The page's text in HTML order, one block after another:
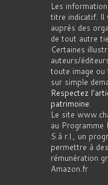
Les
titre indicatif. Il
auprès des
de tout autre
Certaines
auteurs/
toute image
sur simple
Respectez
patrimoine.
Le site
au Programme
S.à r.l., un
permettre à
rémunération
Amazon.fr